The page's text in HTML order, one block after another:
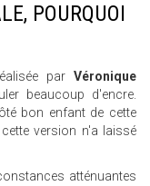
POURQUOI
par Véronique
beaucoup d'encre.
bon enfant de cette
version n'a laissé
atténuantes